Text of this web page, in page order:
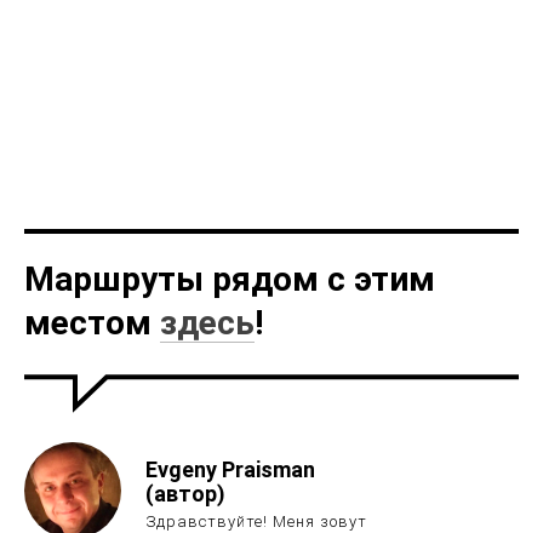
Маршруты рядом с этим
местом здесь!
Evgeny Praisman
(автор)
Здравствуйте! Меня зовут